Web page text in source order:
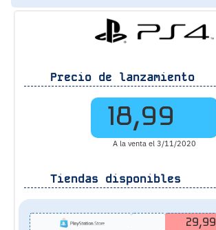
Precio de lanzamiento
18,99
A la venta el 3/11/2020
Tiendas disponibles
29,99